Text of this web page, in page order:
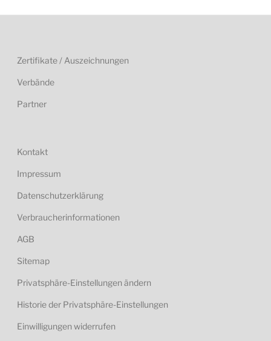
Zertifikate / Auszeichnungen
Verbände
Partner
Kontakt
Impressum
Datenschutzerklärung
Verbraucherinformationen
AGB
Sitemap
Privatsphäre-Einstellungen ändern
Historie der Privatsphäre-Einstellungen
Einwilligungen widerrufen